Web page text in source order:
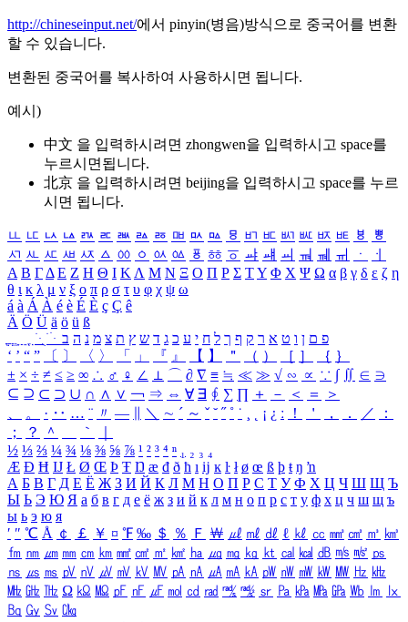
http://chineseinput.net/에서 pinyin(병음)방식으로 중국어를 변환
할 수 있습니다.
변환된 중국어를 복사하여 사용하시면 됩니다.
예시)
中文 을 입력하시려면 zhongwen을 입력하시고 space를
누르시면됩니다.
北京 을 입력하시려면 beijing을 입력하시고 space를 누르
시면 됩니다.
ㅥ ㅦ ㅧ ㅨ ㅩ ㅪ ㅫ ㅬ ㅭ ㅮ ㅯ ㅰ ㅱ ㅲ ㅳ ㅴ ㅵ ㅶ ㅷ ㅸ
ㅹ
ㅺ ㅻ ㅼ ㅽ ㅾ ㅿ ㆀ ㆁ ㆂ ㆃ ㆄ ㆅ ㆆ ㆇ ㆈ ㆉ ㆊ ㆋ ㆌ ㆍ
ㆎ
Α Β ΓΔ Ε Ζ Η Θ Ι ΚΛ Μ Ν Ξ Ο Π Ρ Σ ΤΥ Φ Χ Ψ Ω α β γ δ ε ζ η
θ ι κ λ μ ν ξ ο π ρ σ τ υ φ χ ψ ω
á à Á À é è É È ç Ç ê
Ä Ö Ü ä ö ü ß
ִֶֹ ֻּ ׁׂ פ ם ן ו ט א ר ק ף ך ל ח י ע כ ג ד ש ץ ת צ מ נ ה ב
‘ ’ “ ” 〔 〕 〈 〉 「 」 『 』 【 】 ＂ （ ） ［ ］ ｛ ｝
± × ÷ ≠ ≤ ≥ ∞ ∴ ♂ ♀ ∠ ⊥ ⌒ ∂ ∇ ≡ ≒ ≪ ≫ √ ∽ ∝ ∵ ∫ ∬ ∈ ∋
⊆ ⊇ ⊂ ⊃ ∪ ∩ ∧ ∨ ￢ ⇒ ⇔ ∀ ∃ ∮ ∑ ∏ ＋ － ＜ ＝
＞
、
。 · ‥ … ¨ 〃 ― ＼ ∼ ´ ～ ˇ ˘ ˝ ˚ ˙ ¸ ¡ ¿ ː ！ ＇ ， ． ／
：
；
？ ＾ ｀
½ ⅓ ⅔ ¼ ¾ ⅛ ⅜ ⅝ ⅞ ¹ ² ³ ⁴ ⁿ ₁ ₂ ₃ ₄
Æ Ð Ħ Ĳ Ł Ø Œ Þ Ŧ Ŋ æ đ ð ħ ı ĳ ĸ ŀ ł ø œ ß þ ŧ ŋ ŉ
А Б В Г Д Е Ё Ж З И Й К Л М Н О П Р С Т У Ф Х Ц Ч Ш Щ Ъ
Ы Ь Э Ю Я а б в г д е ё ж з и й к л м н о п р с т у ф х ц ч ш щ ъ
ы ь э ю я
′ ″ ℃ Å ￠ ￡ ￥ ¤ ℉ ‰ ＄ ％ Ｆ ￦ ㎕ ㎖ ㎗ ℓ ㎘ ㏄ ㎣ ㎤ ㎥ ㎦
㎙ ㎚ ㎛ ㎜ ㎝ ㎞ ㎟ ㎠ ㎡ ㎢ ㏊ ㎍ ㎎ ㎏ ㏏ ㎈ ㎉ ㏈ ㎧ ㎨ ㎰
㎱ ㎲ ㎳ ㎴ ㎵ ㎶ ㎷ ㎸ ㎹ ㎀ ㎁ ㎂ ㎃ ㎄ ㎺ ㎻ ㎽ ㎾ ㎿ ㎐ ㎑
㎒ ㎓ ㎔ Ω ㏀ ㏁ ㎊ ㎋ ㎌ ㏖ ㏅ ㎭ ㎮ ㎯ ㏛ ㎩ ㎪ ㎫ ㎬ ㏝ ㏐
㏓
㏃ ㏉ ㏜ ㏆